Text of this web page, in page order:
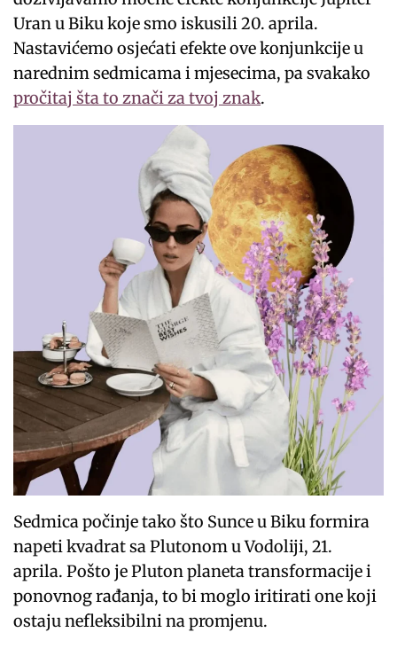
Uran u Biku koje smo iskusili 20. aprila.
Nastavićemo osjećati efekte ove konjunkcije u
narednim sedmicama i mjesecima, pa svakako
pročitaj šta to znači za tvoj znak.
Sedmica počinje tako što Sunce u Biku formira
napeti kvadrat sa Plutonom u Vodoliji, 21.
aprila. Pošto je Pluton planeta transformacije i
ponovnog rađanja, to bi moglo iritirati one koji
ostaju nefleksibilni na promjenu.